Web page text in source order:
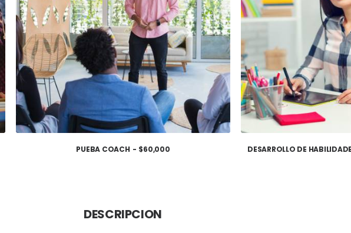
PUEBA COACH $60,000 DESARROLLO DE
DESCRIPCION